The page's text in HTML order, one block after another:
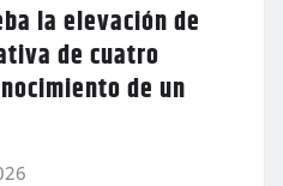
la elevación de
de cuatro
de un